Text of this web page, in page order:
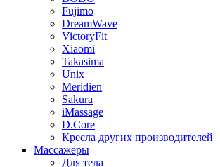
Fujimo
DreamWave
VictoryFit
Xiaomi
Takasima
Unix
Meridien
Sakura
iMassage
D.Core
Кресла других производителей
Массажеры
Для тела